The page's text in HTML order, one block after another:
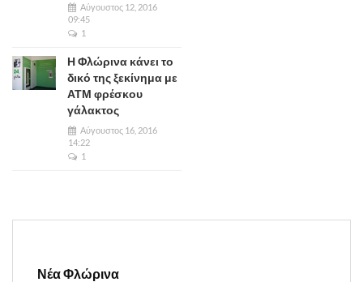
Αύγουστος 12, 2016
09:45
1
Η Φλώρινα κάνει το
δικό της ξεκίνημα με
ΑΤΜ φρέσκου
γάλακτος
Αύγουστος 16, 2016
14:22
1
Νέα Φλώρινα